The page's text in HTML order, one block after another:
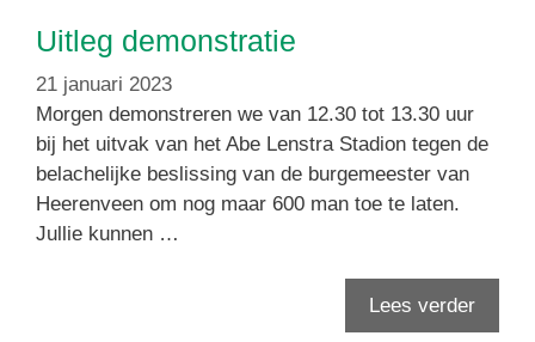
Uitleg demonstratie
21 januari 2023
Morgen demonstreren we van 12.30 tot 13.30 uur
bij het uitvak van het Abe Lenstra Stadion tegen de
belachelijke beslissing van de burgemeester van
Heerenveen om nog maar 600 man toe te laten.
Jullie kunnen …
Lees verder